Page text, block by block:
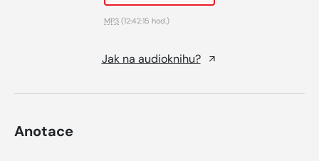
MP3 (12:42:15 hod.)
Jak na audioknihu?
Anotace